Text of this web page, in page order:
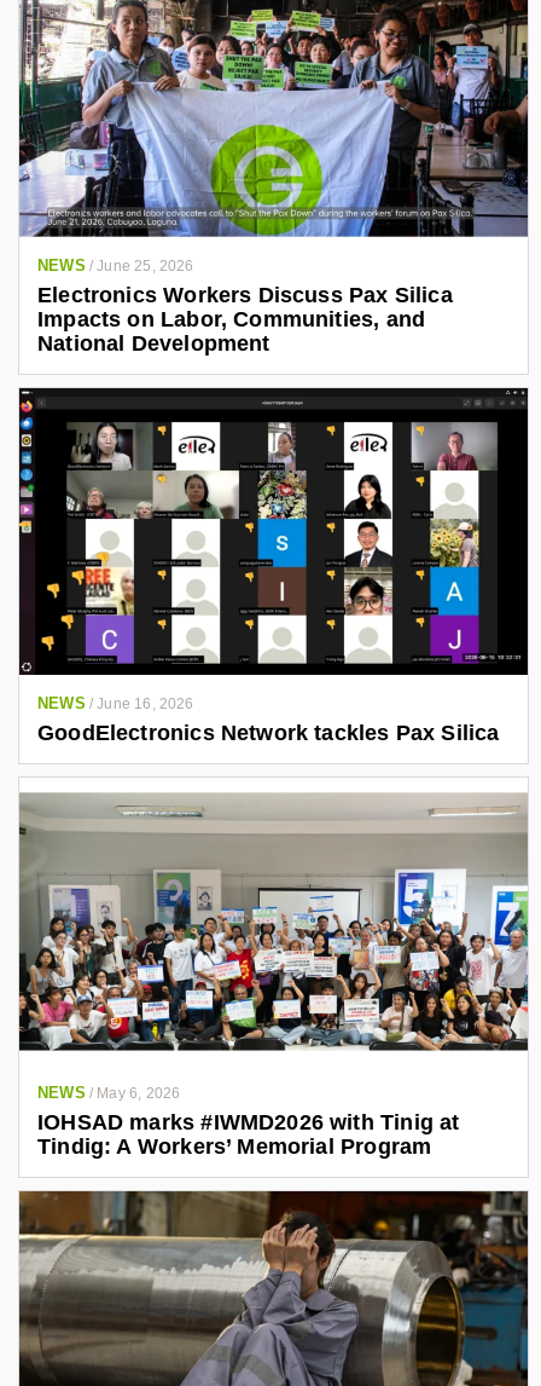
NEWS /June 25, 2026
Electronics Workers Discuss Pax Silica
Impacts on Labor, Communities, and
National Development
NEWS /June 16, 2026
GoodElectronics Network tackles Pax Silica
NEWS / May 6, 2026
IOHSAD marks #IWMD2026 with Tinig at
Tindig: A Workers’ Memorial Program